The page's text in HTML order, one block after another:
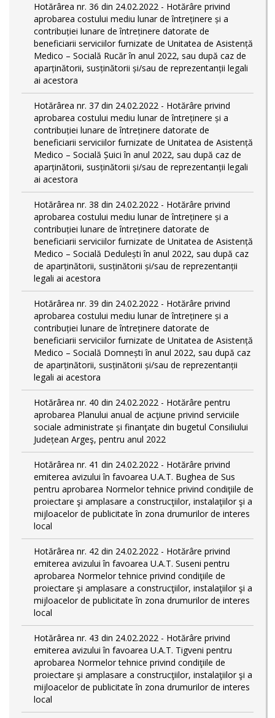
Hotărârea nr. 36 din 24.02.2022 - Hotărâre privind
aprobarea costului mediu lunar de întreținere și a
contribuției lunare de întreținere datorate de
beneficiarii serviciilor furnizate de Unitatea de Asistență
Medico – Socială Rucăr în anul 2022, sau după caz de
aparținătorii, susținătorii și/sau de reprezentanții legali
ai acestora
Hotărârea nr. 37 din 24.02.2022 - Hotărâre privind
aprobarea costului mediu lunar de întreținere și a
contribuției lunare de întreținere datorate de
beneficiarii serviciilor furnizate de Unitatea de Asistență
Medico – Socială Șuici în anul 2022, sau după caz de
aparținătorii, susținătorii și/sau de reprezentanții legali
ai acestora
Hotărârea nr. 38 din 24.02.2022 - Hotărâre privind
aprobarea costului mediu lunar de întreținere și a
contribuției lunare de întreținere datorate de
beneficiarii serviciilor furnizate de Unitatea de Asistență
Medico – Socială Dedulești în anul 2022, sau după caz
de aparținătorii, susținătorii și/sau de reprezentanții
legali ai acestora
Hotărârea nr. 39 din 24.02.2022 - Hotărâre privind
aprobarea costului mediu lunar de întreținere și a
contribuției lunare de întreținere datorate de
beneficiarii serviciilor furnizate de Unitatea de Asistență
Medico – Socială Domnești în anul 2022, sau după caz
de aparținătorii, susținătorii și/sau de reprezentanții
legali ai acestora
Hotărârea nr. 40 din 24.02.2022 - Hotărâre pentru
aprobarea Planului anual de acţiune privind serviciile
sociale administrate și finanţate din bugetul Consiliului
Județean Argeş, pentru anul 2022
Hotărârea nr. 41 din 24.02.2022 - Hotărâre privind
emiterea avizului în favoarea U.A.T. Bughea de Sus
pentru aprobarea Normelor tehnice privind condiţiile de
proiectare şi amplasare a construcţiilor, instalaţiilor şi a
mijloacelor de publicitate în zona drumurilor de interes
local
Hotărârea nr. 42 din 24.02.2022 - Hotărâre privind
emiterea avizului în favoarea U.A.T. Suseni pentru
aprobarea Normelor tehnice privind condiţiile de
proiectare şi amplasare a construcţiilor, instalaţiilor şi a
mijloacelor de publicitate în zona drumurilor de interes
local
Hotărârea nr. 43 din 24.02.2022 - Hotărâre privind
emiterea avizului în favoarea U.A.T. Tigveni pentru
aprobarea Normelor tehnice privind condiţiile de
proiectare şi amplasare a construcţiilor, instalaţiilor şi a
mijloacelor de publicitate în zona drumurilor de interes
local